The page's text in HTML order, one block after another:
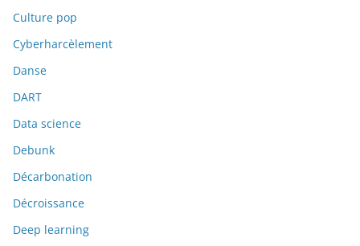
Culture pop
Cyberharcèlement
Danse
DART
Data science
Debunk
Décarbonation
Décroissance
Deep learning